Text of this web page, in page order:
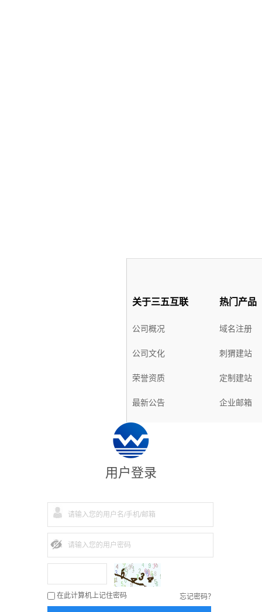
用户登录
在此计算机上记住密码 忘记密码？
关于三五互联
公司概况
公司文化
荣誉资质
最新公告
热门产品
域名注册
刺猬建站
定制建站
企业邮箱
解决方案
企业上网解决方案
企业沟通解决方案
网络安全解决方案
数字化解决方案